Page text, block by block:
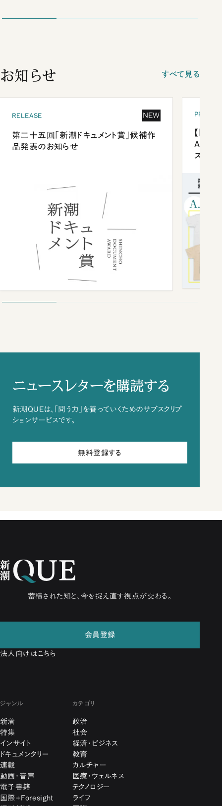
お知らせ すべて見る
RELEASE NEW
第二十五回「新潮ドキュメント賞」候補作
品発表のお知らせ
【「新
ズプレ
ニュースレターを購読する
新潮QUEは、「問う力」を養っていくためのサブスクリプ
ションサービスです。
無料登録する
蓄積された知と、今を捉え直す視点が交わる。
会員登録
法人向けはこちら
ジャンル
新着
特集
インサイト
ドキュメンタリー
連載
動画・音声
電子書籍
国際+Foresight
カテゴリ
政治
社会
経済・ビジネス
教育
カルチャー
医療・ウェルネス
テクノロジー
ライフ